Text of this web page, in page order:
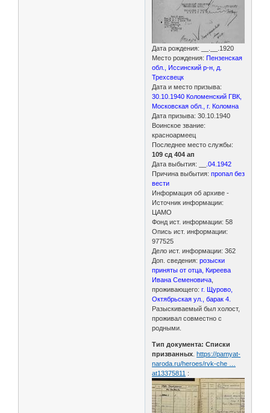
Дата рождения: __.__.1920
Место рождения:Пензенская
обл., Иссинский р-н, д.
Трехсвецк
Дата и место призыва:
30.10.1940 Коломенский ГВК,
Московская обл., г. Коломна
Дата призыва: 30.10.1940
Воинское звание:
красноармеец
Последнее место службы:
109 сд 404 ап
Дата выбытия: __
.04.1942
Причина выбытия: пропал без
вести
Информация об архиве -
Источник информации:
ЦАМО
Фонд ист. информации: 58
Опись ист. информации:
977525
Дело ист. информации: 362
Доп. сведения:розыски
приняты от отца, Киреева
Ивана Семеновича
проживающего:г. Щурово,
Октябрьская ул., барак 4.
Разыскиваемый был холост,
проживал совместно с
родными.
Тип документа: Списки
призванных .https://pamyat-
naroda.ru/heroes/rvk-che …
at13375811 :